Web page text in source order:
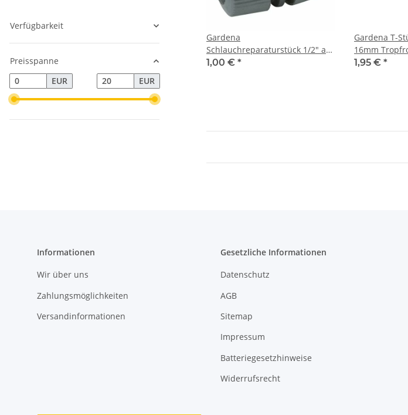
Gardena
Schlauchreparaturstück 1/2" aus
Kunststoff grau
1,00 € *
Gardena T-
16mm
1,95 € *
Verfügbarkeit
Preisspanne
EUR
EUR
Informationen
Wir über uns
Zahlungsmöglichkeiten
Versandinformationen
Gesetzliche Informationen
Datenschutz
AGB
Sitemap
Impressum
Batteriegesetzhinweise
Widerrufsrecht